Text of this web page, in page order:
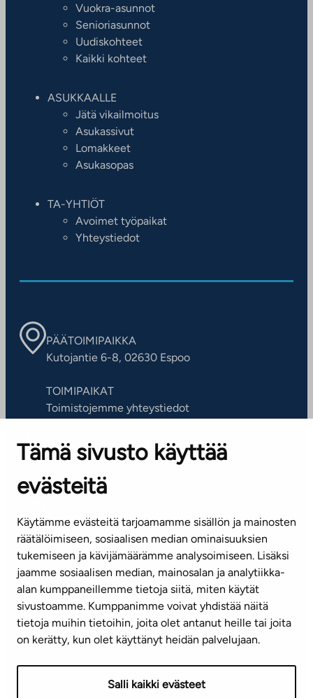
Tämä sivusto käyttää
evästeitä
Käytämme evästeitä tarjoamamme sisällön ja mainosten
räätälöimiseen, sosiaalisen median ominaisuuksien
tukemiseen ja kävijämäärämme analysoimiseen. Lisäksi
jaamme sosiaalisen median, mainosalan ja analytiikka-
alan kumppaneillemme tietoja siitä, miten käytät
sivustoamme. Kumppanimme voivat yhdistää näitä
tietoja muihin tietoihin, joita olet antanut heille tai joita
on kerätty, kun olet käyttänyt heidän palvelujaan.
Salli kaikki evästeet
Vuokra-asunnot
Senioriasunnot
Uudiskohteet
Kaikki kohteet
ASUKKAALLE
Jätä vikailmoitus
Asukassivut
Lomakkeet
Asukasopas
TA-YHTIÖT
Avoimet työpaikat
Yhteystiedot
PÄÄTOIMIPAIKKA
Kutojantie 6-8, 02630 Espoo
TOIMIPAIKAT
Toimistojemme yhteystiedot
ASIAKASPALVELUKESKUS
Puh. 045 7734 3777
(arkisin klo 8-16)
info@ta.fi
Tilaa uutiskirje
Mediapankki
TietosuojaselosteSaavutettavuusseloste